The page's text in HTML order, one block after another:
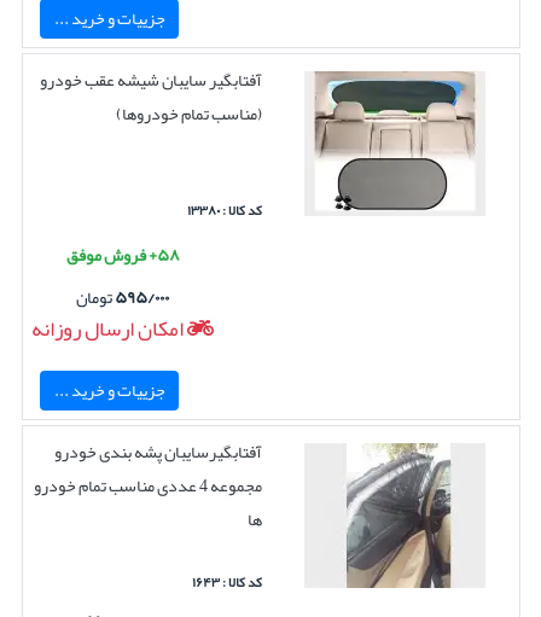
جزییات و خرید ...
آفتابگیر سایبان شیشه عقب خودرو
(مناسب تمام خودروها)
کد کالا : ۱۳۳۸۰
۵۸+ فروش موفق
۵۹۵/۰۰۰تومان
امکان ارسال روزانه
جزییات و خرید ...
آفتابگیرسایبان پشه بندی خودرو
مجموعه 4 عددی مناسب تمام خودرو
ها
کد کالا : ۱۶۴۳